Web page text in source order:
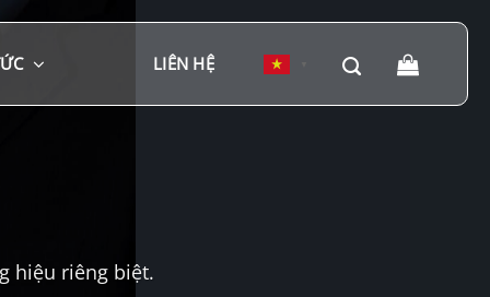
LIÊN HỆ
hiệu riêng biệt.